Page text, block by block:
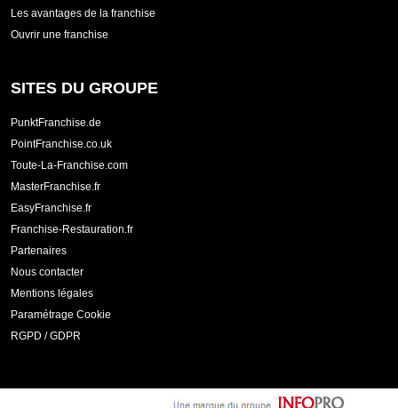
Les avantages de la franchise
Ouvrir une franchise
SITES DU GROUPE
PunktFranchise.de
PointFranchise.co.uk
Toute-La-Franchise.com
MasterFranchise.fr
EasyFranchise.fr
Franchise-Restauration.fr
Partenaires
Nous contacter
Mentions légales
Paramétrage Cookie
RGPD / GDPR